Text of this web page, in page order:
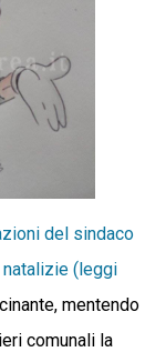
del sindaco
(leggi
mentendo
comunali la